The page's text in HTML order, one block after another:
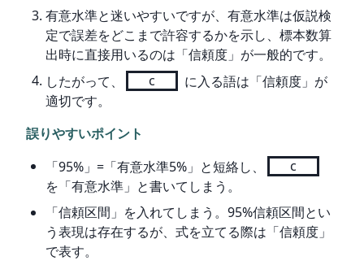
有意水準と迷いやすいですが、有意水準は仮説検
定で誤差をどこまで許容するかを示し、標本数算
出時に直接用いるのは「信頼度」が一般的です。
したがって、
c
に入る語は「信頼度」が
適切です。
誤りやすいポイント
「95%」=「有意水準5%」と短絡し、
c
を「有意水準」と書いてしまう。
「信頼区間」を入れてしまう。95%信頼区間とい
う表現は存在するが、式を立てる際は「信頼度」
で表す。